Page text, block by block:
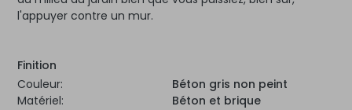
l'appuyer contre un mur.
Finition
Couleur:
Béton gris non peint
Matériel:
Béton et brique